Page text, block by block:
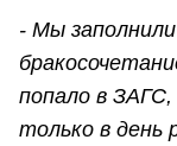
- Мы заполнили
попало в
только в день